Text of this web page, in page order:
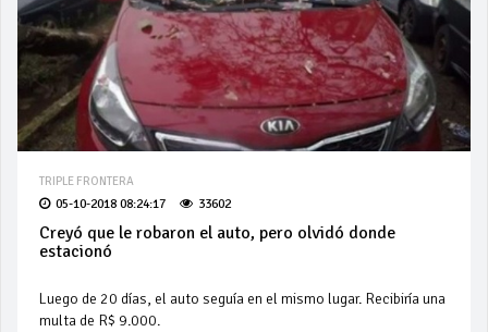
TRIPLE FRONTERA
05-10-2018 08:24:17 33602
Creyó que le robaron el auto, pero olvidó donde
estacionó
Luego de 20 días, el auto seguía en el mismo lugar. Recibiría una
multa de R$ 9.000.